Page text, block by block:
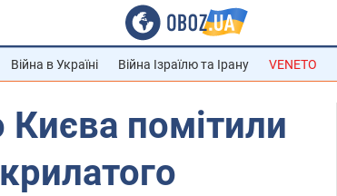
Війна в Україні Війна Ізраїлю та Ірану VENETO
Києва помітили